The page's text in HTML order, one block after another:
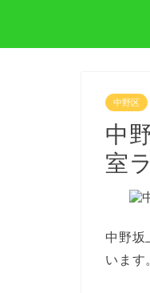
中野区
中
室
中野坂
います